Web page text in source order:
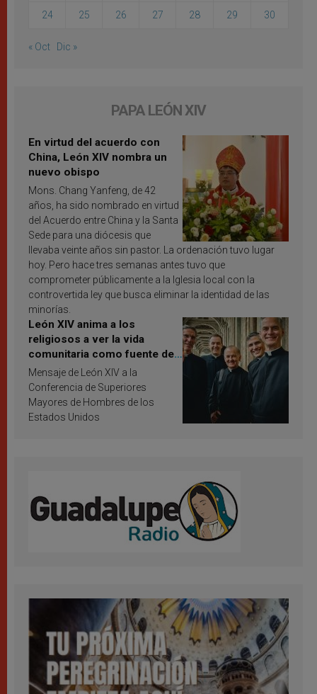
24 25 26 27 28 29 30
« Oct Dic »
PAPA LEÓN XIV
En virtud del acuerdo con
China, León XIV nombra un
nuevo obispo
Mons. Chang Yanfeng, de 42
años, ha sido nombrado en virtud
del Acuerdo entre China y la Santa
Sede para una diócesis que
llevaba veinte años sin pastor. La ordenación tuvo lugar
hoy. Pero hace tres semanas antes tuvo que
comprometer públicamente a la Iglesia local con la
controvertida ley que busca eliminar la identidad de las
minorías.
León XIV anima a los
religiosos a ver la vida
comunitaria como fuente de
inspiración y santificación
Mensaje de León XIV a la
Conferencia de Superiores
Mayores de Hombres de los
Estados Unidos